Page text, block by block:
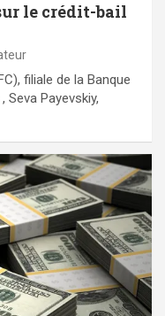
le crédit-bail
filiale de la Banque
Seva Payevskiy,